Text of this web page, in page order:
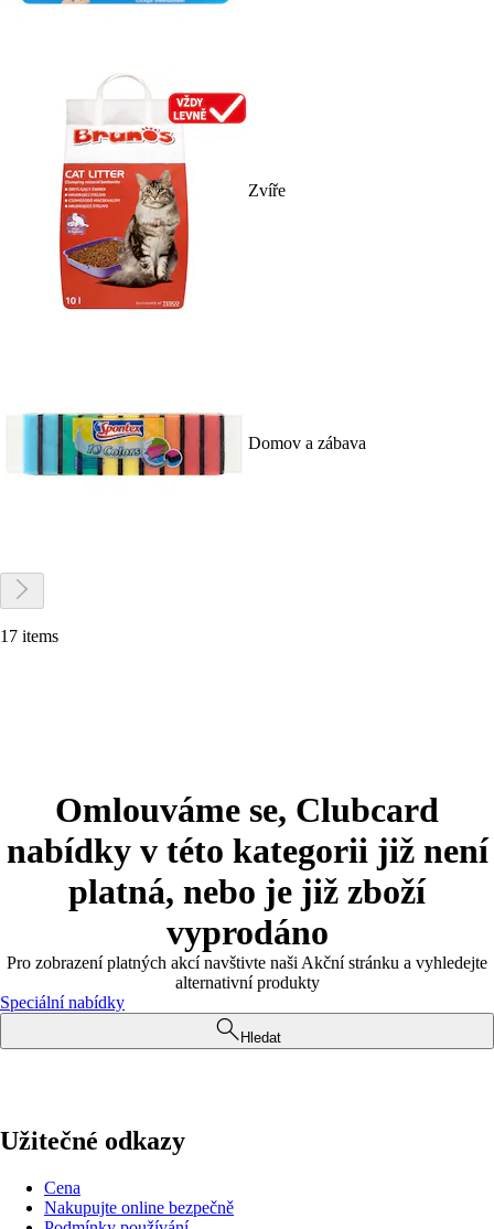
Zvíře
Domov a zábava
17 items
Omlouváme se, Clubcard
nabídky v této kategorii již není
platná, nebo je již zboží
vyprodáno
Pro zobrazení platných akcí navštivte naši Akční stránku a vyhledejte
alternativní produkty
Speciální nabídky
Hledat
Užitečné odkazy
Cena
Nakupujte online bezpečně